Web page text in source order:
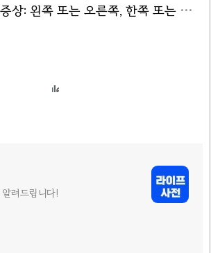
: 왼쪽 또는 오른쪽, 한쪽 또는 양쪽
려드립니다!